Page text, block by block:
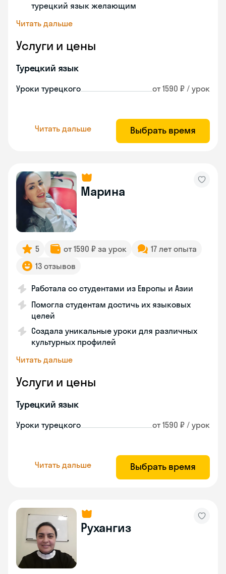
турецкий язык желающим
Читать дальше
Услуги и цены
Турецкий язык
Уроки турецкого от 1590 ₽ / урок
Читать дальше Выбрать время
Марина
5 от 1590 ₽ за урок
17 лет опыта
13 отзывов
Работала со студентами из Европы и Азии
Помогла студентам достичь их языковых
целей
Создала уникальные уроки для различных
культурных профилей
Читать дальше
Услуги и цены
Турецкий язык
Уроки турецкого от 1590 ₽ / урок
Читать дальше Выбрать время
Рухангиз